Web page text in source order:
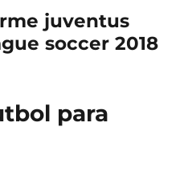
juventus
soccer 2018
para